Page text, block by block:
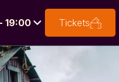
10:00 - 19:00 Tickets